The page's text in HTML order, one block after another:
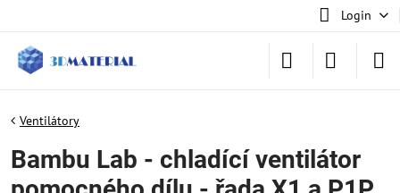
Login
Ventilátory
Bambu Lab - chladící ventilátor